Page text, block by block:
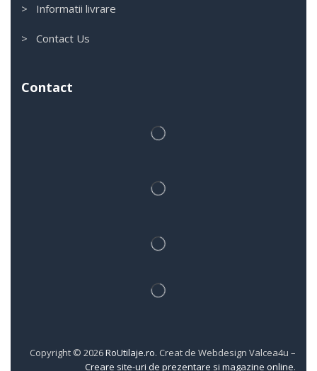
> Informatii livrare
> Contact Us
Contact
Copyright © 2026RoUtilaje.ro. Creat de Webdesign Valcea4u –
Creare site-uri de prezentare si magazine online.